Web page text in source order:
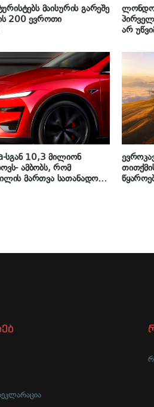
მაისურის გარეშე
200 ევროთი
არ
სგან 10,3 მილიონ
ამბობს, რომ
მართვა სათანადოდ